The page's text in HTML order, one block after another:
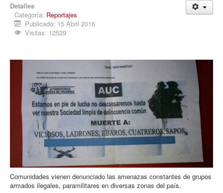
Detalles
Categoría: Reportajes
Publicado: 15 Abril 2016
Visitas: 12529
Comunidades vienen denunciado las amenazas constantes de grupos
armados ilegales, paramilitares en diversas zonas del país.